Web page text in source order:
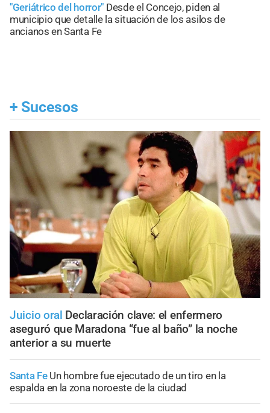
"Geriátrico del horror" Desde el Concejo, piden al
municipio que detalle la situación de los asilos de
ancianos en Santa Fe
+ Sucesos
Juicio oral Declaración clave: el enfermero
aseguró que Maradona “fue al baño” la noche
anterior a su muerte
Santa Fe Un hombre fue ejecutado de un tiro en la
espalda en la zona noroeste de la ciudad